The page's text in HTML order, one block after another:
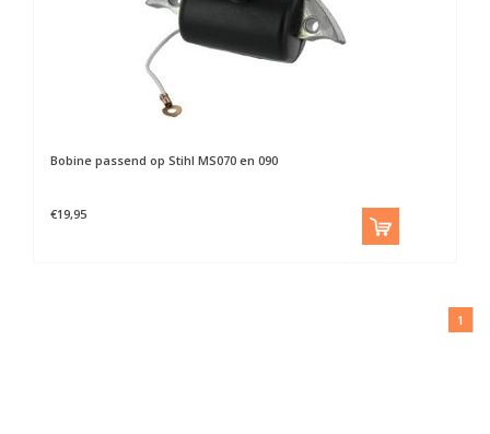
Bobine passend op Stihl MS070 en 090
€19,95
1